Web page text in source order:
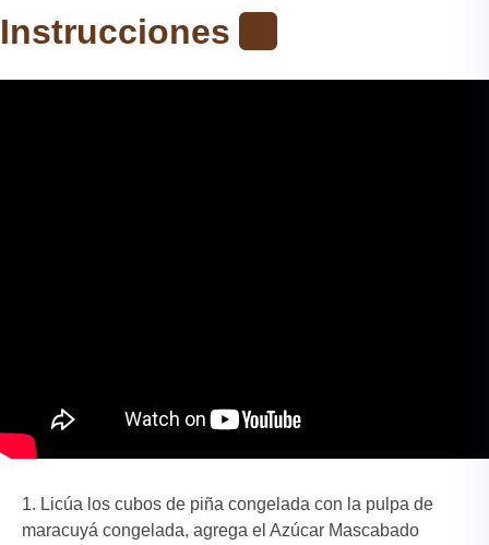
Instrucciones
Licúa los cubos de piña congelada con la pulpa de
maracuyá congelada, agrega el Azúcar Mascabado